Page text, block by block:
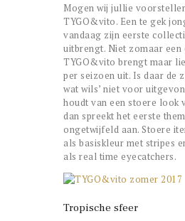
Mogen wij jullie
TYGO&vito. Een te gek
vandaag zijn eerste
uitbrengt. Niet zomaar een
TYGO&vito brengt maar
per seizoen uit. Is daar de
wat wils’ niet voor
houdt van een stoere look
dan spreekt het eerste
ongetwijfeld aan. Stoere
als basiskleur met stripes
als real time eyecatchers.
Tropische sfeer